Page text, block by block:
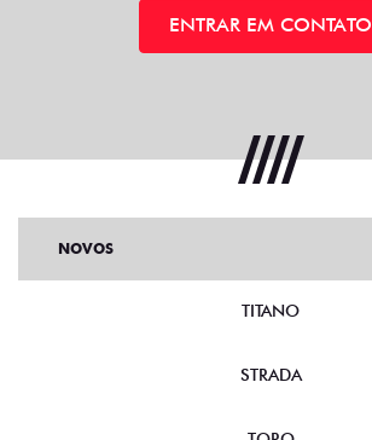
ENTRAR EM CONTATO
NOVOS
TITANO
STRADA